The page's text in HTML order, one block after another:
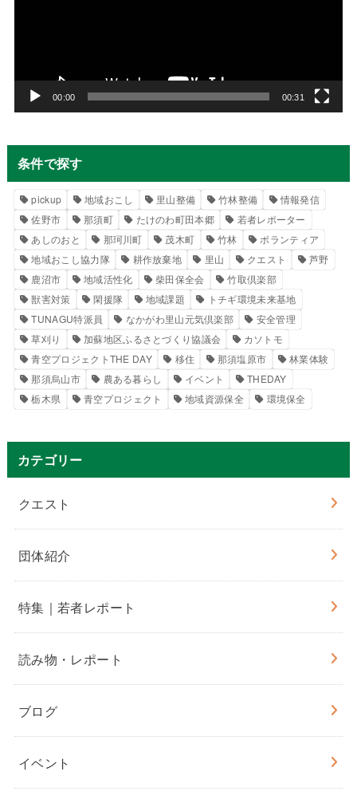
ー
00:00 00:31
条件で探す
pickup 地域おこし 里山整備 竹林整備
情報発信
佐野市
那須町 たけのわ町田本郷
若者レポーター
あしのおと
那珂川町 茂木町 竹林
ボランティア
地域おこし協力隊
耕作放棄地 里山 クエスト
芦野
鹿沼市
地域活性化 柴田保全会
竹取倶楽部
獣害対策
閑援隊 地域課題
トチギ環境未来基地
TUNAGU特派員
なかがわ里山元気倶楽部
安全管理
草刈り
加蘇地区ふるさとづくり協議会
カソトモ
青空プロジェクトTHE DAY
移住 那須塩原市
林業体験
那須烏山市
農ある暮らし イベント
THEDAY
栃木県
青空プロジェクト 地域資源保全 環境保全
カテゴリー
クエスト
団体紹介
特集｜若者レポート
読み物・レポート
ブログ
イベント